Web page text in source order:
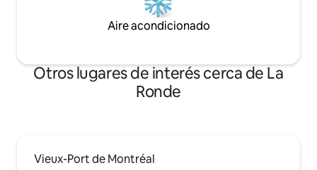
Aire acondicionado
Otros lugares de interés cerca de La
Ronde
Vieux-Port de Montréal